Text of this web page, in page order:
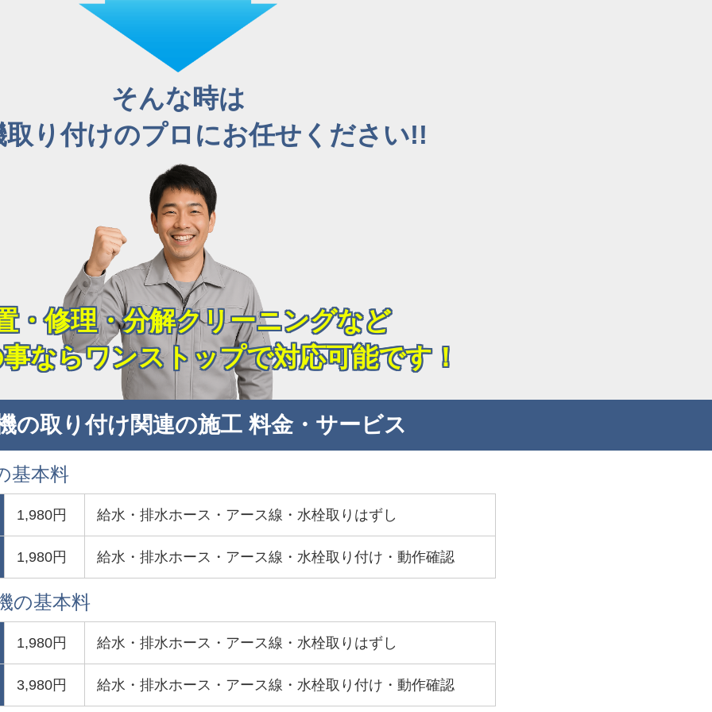
そんな時は
取り付けのプロにお任せください!!
・修理・分解クリーニングなど
ならワンストップで対応可能です！
の取り付け関連の施工 料金・サービス
基本料
1,980円 給水・排水ホース・アース線・水栓取りはずし
1,980円 給水・排水ホース・アース線・水栓取り付け・動作確認
の基本料
1,980円 給水・排水ホース・アース線・水栓取りはずし
3,980円 給水・排水ホース・アース線・水栓取り付け・動作確認